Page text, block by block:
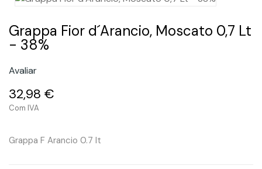
Grappa Fior d´Arancio, Moscato 0,7 Lt
- 38%
Avaliar
32,98 €
Com IVA
Grappa F Arancio 0.7 lt